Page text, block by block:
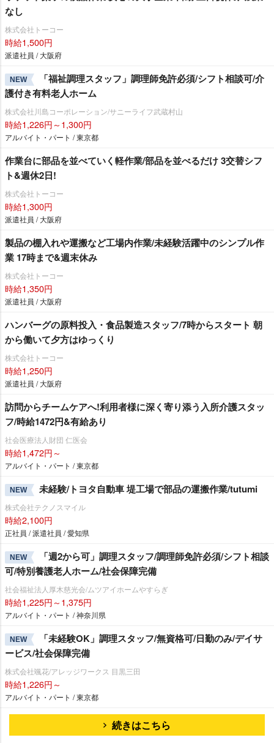
なし
株式会社トーコー
時給1,500円
派遣社員 / 大阪府
NEW
「福祉調理スタッフ」調理師免許必須/シフト相談可/介
護付き有料老人ホーム
株式会社川島コーポレーション/サニーライフ武蔵村山
時給1,226円～1,300円
アルバイト・パート / 東京都
作業台に部品を並べていく軽作業/部品を並べるだけ 3交替シフ
ト&週休2日!
株式会社トーコー
時給1,300円
派遣社員 / 大阪府
製品の棚入れや運搬など工場内作業/未経験活躍中のシンプル作
業 17時まで&週末休み
株式会社トーコー
時給1,350円
派遣社員 / 大阪府
ハンバーグの原料投入・食品製造スタッフ/7時からスタート 朝
から働いて夕方はゆっくり
株式会社トーコー
時給1,250円
派遣社員 / 大阪府
訪問からチームケアへ!利用者様に深く寄り添う入所介護スタッ
フ/時給1472円&有給あり
社会医療法人財団 仁医会
時給1,472円～
アルバイト・パート / 東京都
NEW 未経験/トヨタ自動車 堤工場で部品の運搬作業/tutumi
株式会社テクノスマイル
時給2,100円
正社員 / 派遣社員 / 愛知県
NEW
「週2から可」調理スタッフ/調理師免許必須/シフト相談
可/特別養護老人ホーム/社会保障完備
社会福祉法人厚木慈光会/ムツアイホームやすらぎ
時給1,225円～1,375円
アルバイト・パート / 神奈川県
NEW
「未経験OK」調理スタッフ/無資格可/日勤のみ/デイサ
ービス/社会保障完備
株式会社颯花/アレッジワークス 目黒三田
時給1,226円～
アルバイト・パート / 東京都
続きはこちら